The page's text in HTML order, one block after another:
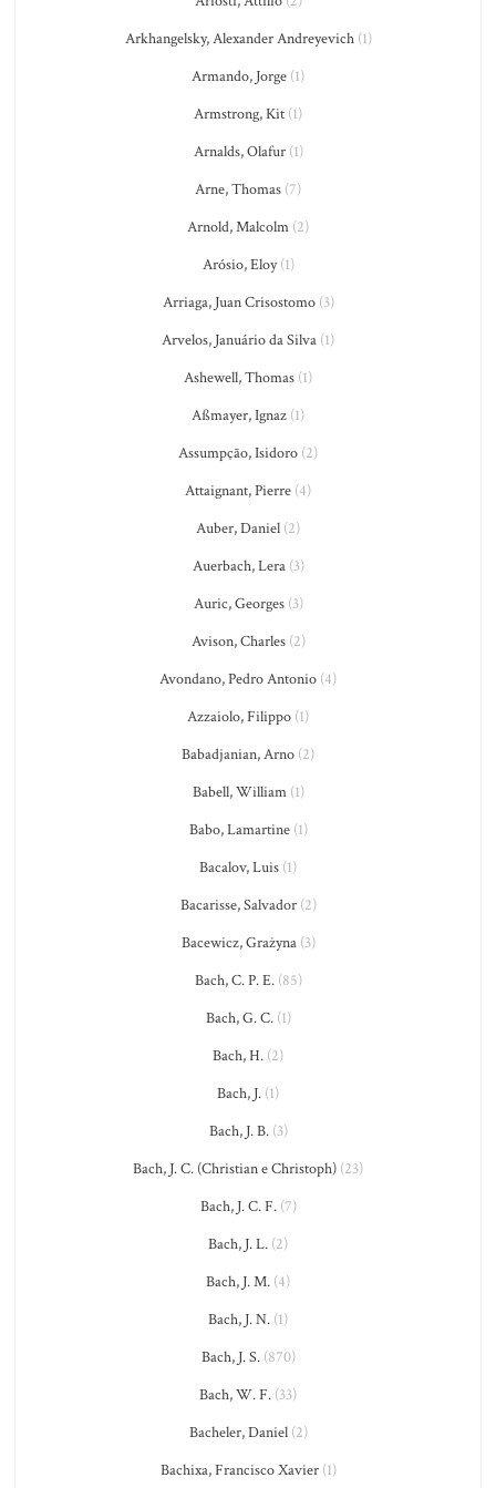
Arkhangelsky, Alexander Andreyevich(1)
Armando, Jorge (1)
Armstrong, Kit (1)
Arnalds, Olafur(1)
Arne, Thomas (7)
Arnold, Malcolm (2)
Arósio, Eloy(1)
Arriaga, Juan Crisostomo(3)
Arvelos, Januário da Silva (1)
Ashewell, Thomas (1)
Aßmayer, Ignaz (1)
Assumpção, Isidoro (2)
Attaignant, Pierre (4)
Auber, Daniel (2)
Auerbach, Lera(3)
Auric, Georges(3)
Avison, Charles(2)
Avondano, Pedro Antonio (4)
Azzaiolo, Filippo (1)
Babadjanian, Arno (2)
Babell, William(1)
Babo, Lamartine(1)
Bacalov, Luis (1)
Bacarisse, Salvador(2)
Bacewicz, Grażyna(3)
Bach, C. P. E.(85)
Bach, G. C.(1)
Bach, H. (2)
Bach, J. (1)
Bach, J. B.(3)
Bach, J. C. (Christian e Christoph) (23)
Bach, J. C. F.(7)
Bach, J. L. (2)
Bach, J. M. (4)
Bach, J. N. (1)
Bach, J. S.(870)
Bach, W. F. (33)
Bacheler, Daniel(2)
Bachixa, Francisco Xavier(1)